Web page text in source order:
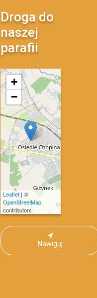
Droga do
naszej
parafii
mapa
+
−
Leaflet | ©
OpenStreetMap
contributors
Nawiguj